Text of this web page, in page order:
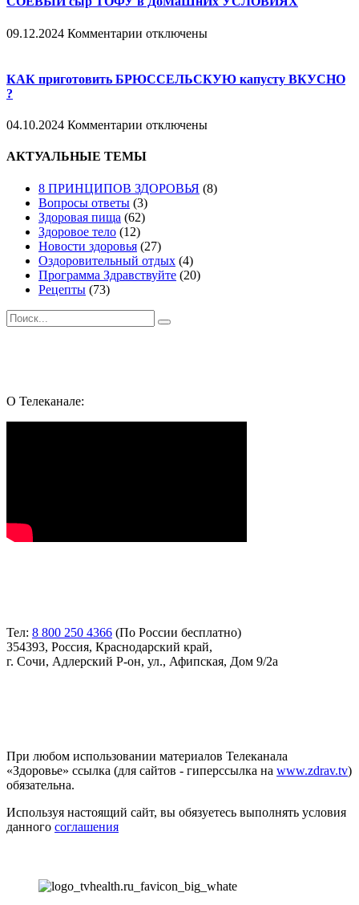
09.12.2024 Комментарии к
сыр
УСЛОВИЯХ
отключены
КАК приготовить БРЮССЕЛЬСКУЮ капусту ВКУСНО
?
04.10.2024 Комментарии к
КАК
БРЮССЕЛЬСКУЮ
капусту
ВКУСНО
?
отключены
АКТУАЛЬНЫЕ ТЕМЫ
8 ПРИНЦИПОВ ЗДОРОВЬЯ (8)
Вопросы ответы (3)
Здоровая пища (62)
Здоровое тело (12)
Новости здоровья (27)
Оздоровительный отдых (4)
Программа Здравствуйте (20)
Рецепты (73)
Поиск
О Телеканале:
Тел: 8 800 250 4366 (По России бесплатно)
354393, Россия, Краснодарский край,
г. Сочи, Адлерский Р-он, ул., Афипская, Дом 9/2а
При любом использовании материалов Телеканала
«Здоровье» ссылка (для сайтов - гиперссылка на www.zdrav.tv)
обязательна.
Используя настоящий сайт, вы обязуетесь выполнять условия
данного соглашения